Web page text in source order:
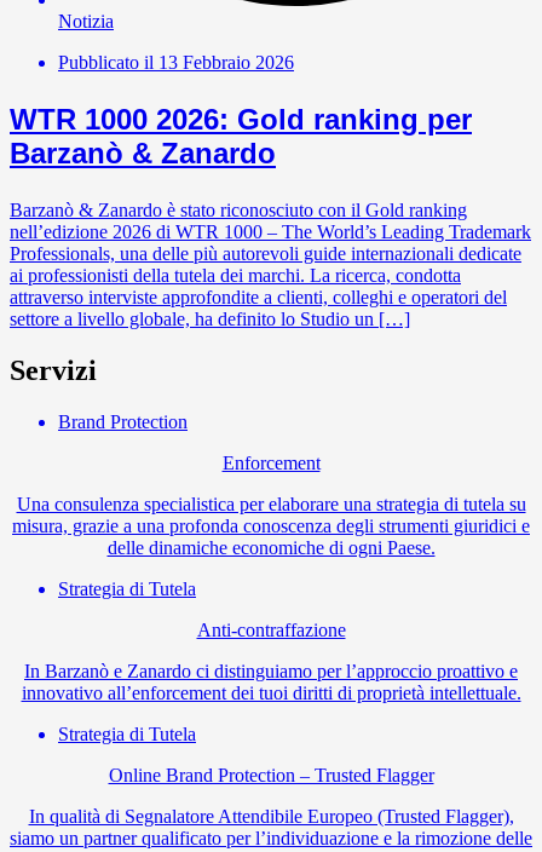
Notizia
Pubblicato il 13 Febbraio 2026
WTR 1000 2026: Gold ranking per
Barzanò & Zanardo
Barzanò & Zanardo è stato riconosciuto con il Gold ranking
nell’edizione 2026 di WTR 1000 – The World’s Leading Trademark
Professionals, una delle più autorevoli guide internazionali dedicate
ai professionisti della tutela dei marchi. La ricerca, condotta
attraverso interviste approfondite a clienti, colleghi e operatori del
settore a livello globale, ha definito lo Studio un […]
Servizi
Brand Protection
Enforcement
Una consulenza specialistica per elaborare una strategia di tutela su
misura, grazie a una profonda conoscenza degli strumenti giuridici e
delle dinamiche economiche di ogni Paese.
Strategia di Tutela
Anti-contraffazione
In Barzanò e Zanardo ci distinguiamo per l’approccio proattivo e
innovativo all’enforcement dei tuoi diritti di proprietà intellettuale.
Strategia di Tutela
Online Brand Protection – Trusted Flagger
In qualità di Segnalatore Attendibile Europeo (Trusted Flagger),
siamo un partner qualificato per l’individuazione e la rimozione delle